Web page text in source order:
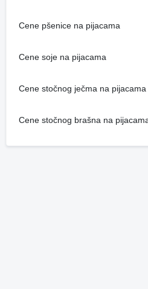
Cene pšenice na pijacama
Cene soje na pijacama
Cene stočnog ječma na pijacama
Cene stočnog brašna na